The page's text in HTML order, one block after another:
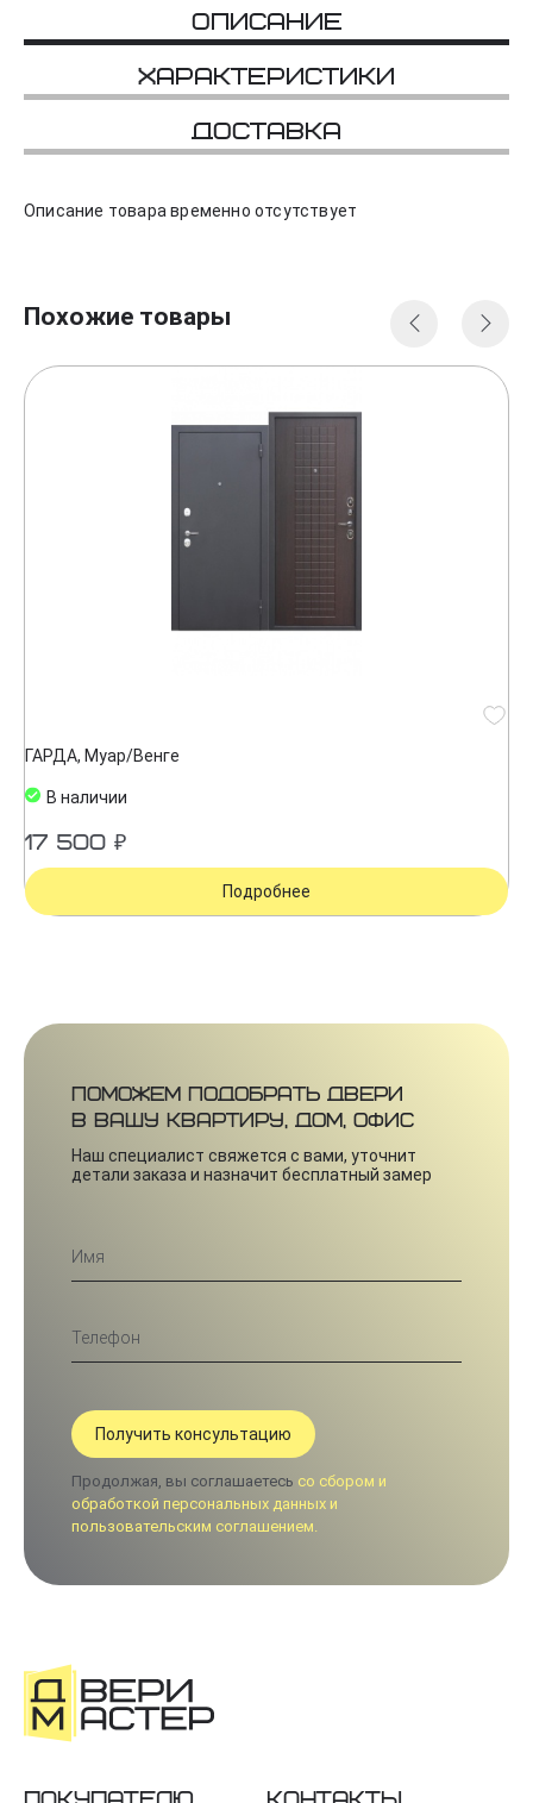
Описание
Характеристики
Доставка
Описание товара временно отсутствует
Похожие товары
ГАРДА, Муар/Венге
В наличии
17 500 ₽
Подробнее
Поможем подобрать двери
в вашу квартиру, дом, офис
Наш специалист свяжется с вами, уточнит
детали заказа и назначит бесплатный замер
Продолжая, вы соглашаетесь со сбором и
обработкой персональных данных и
пользовательским соглашением.